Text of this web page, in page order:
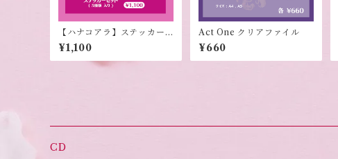
【ハナコアラ】ステッカー
セット
¥1,100
Act One クリアファイル
¥660
CD